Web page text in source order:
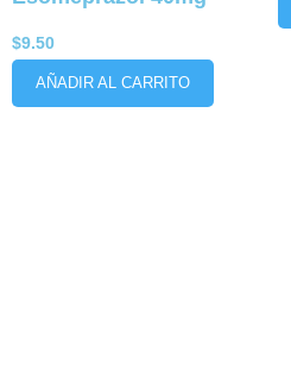
$9.50
AÑADIR AL CARRITO